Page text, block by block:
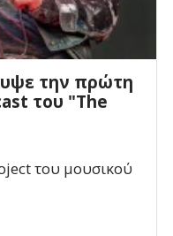
την πρώτη
του "The
του μουσικού